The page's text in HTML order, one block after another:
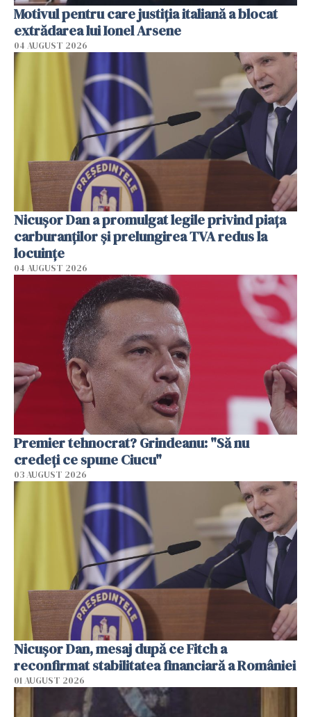
Motivul pentru care justiția italiană a blocat
extrădarea lui Ionel Arsene
04 AUGUST 2026
Nicuşor Dan a promulgat legile privind piaţa
carburanţilor şi prelungirea TVA redus la
locuinţe
04 AUGUST 2026
Premier tehnocrat? Grindeanu: "Să nu
credeți ce spune Ciucu"
03 AUGUST 2026
Nicuşor Dan, mesaj după ce Fitch a
reconfirmat stabilitatea financiară a României
01 AUGUST 2026